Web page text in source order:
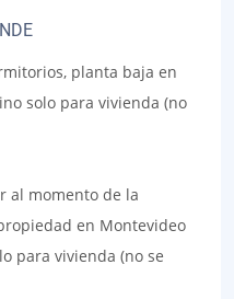
planta baja en
solo para vivienda (no
al momento de la
en Montevideo
para vivienda (no se